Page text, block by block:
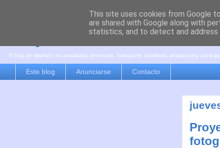
es por madrid
El blog de Madrid y su actualidad, proyectos, transporte, movilidad, arquitectura,
Este blog Anunciarse Contacto
This site uses cookies from Google
are shared with Google along with
statistics, and to detect and address